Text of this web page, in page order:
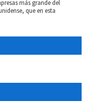
más grande del
que en esta